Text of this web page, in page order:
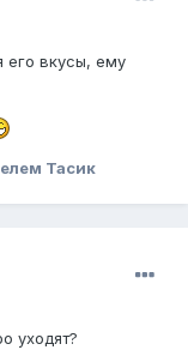
его вкусы, ему
Тасик
уходят?